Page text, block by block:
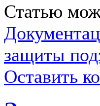
Статью
защиты
Оставить